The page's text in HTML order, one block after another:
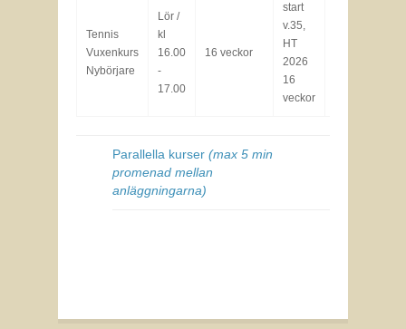
Tennis
Vuxenkurs
Nybörjare
Lör /
kl
16.00
-
17.00
16 veckor
start
v.35,
HT
2026
16
veckor
Parallella kurser (max 5 min
promenad mellan
anläggningarna)